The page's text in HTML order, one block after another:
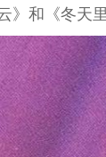
》和《冬天